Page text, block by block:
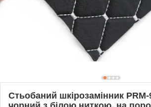
Стьобаний шкірозамінник